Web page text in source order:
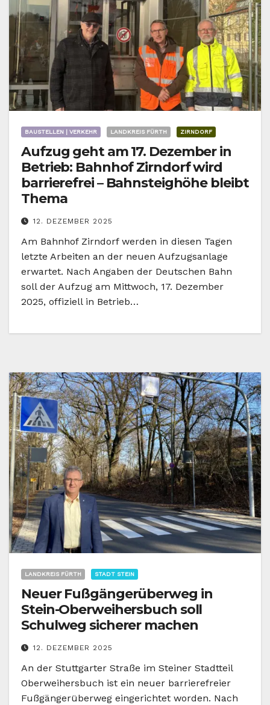
BAUSTELLEN | VERKEHR LANDKREIS FÜRTH ZIRNDORF
Aufzug geht am 17. Dezember in
Betrieb: Bahnhof Zirndorf wird
barrierefrei – Bahnsteighöhe bleibt
Thema
12. DEZEMBER 2025
Am Bahnhof Zirndorf werden in diesen Tagen
letzte Arbeiten an der neuen Aufzugsanlage
erwartet. Nach Angaben der Deutschen Bahn
soll der Aufzug am Mittwoch, 17. Dezember
2025, offiziell in Betrieb…
LANDKREIS FÜRTH STADT STEIN
Neuer Fußgängerüberweg in
Stein-Oberweihersbuch soll
Schulweg sicherer machen
12. DEZEMBER 2025
An der Stuttgarter Straße im Steiner Stadtteil
Oberweihersbuch ist ein neuer barrierefreier
Fußgängerüberweg eingerichtet worden. Nach